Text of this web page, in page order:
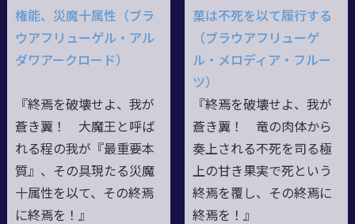
権能、災魔十属性（ブラ
ウアフリューゲル・アル
ダワアークロード）
『終焉を破壊せよ、我が
蒼き翼！ 大魔王と呼ば
れる程の我が『最重要本
質』、その具現たる災魔
十属性を以て、その終焉
に終焉を！』
菓は不死を以て履行する
（ブラウアフリューゲ
ル・メロディア・フルー
ツ）
『終焉を破壊せよ、我が
蒼き翼！ 竜の肉体から
奏上される不死を司る極
上の甘き果実で死という
終焉を覆し、その終焉に
終焉を！』